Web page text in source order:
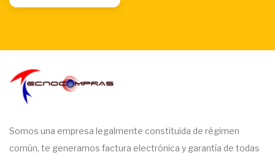
Somos una empresa legalmente constituida de régimen
común, te generamos factura electrónica y garantía de todas